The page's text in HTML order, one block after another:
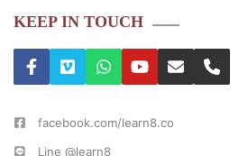
KEEP IN TOUCH
facebook.com/learn8.co
Line @learn8